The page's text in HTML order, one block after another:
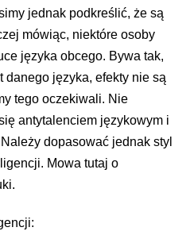
jednak podkreślić, że są
mówiąc, niektóre osoby
języka obcego. Bywa tak,
języka, efekty nie są
tego oczekiwali. Nie
antytalenciem językowym i
dopasować jednak styl
Mowa tutaj o